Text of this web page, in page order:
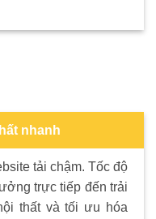
nhanh
tải chậm. Tốc độ
trực tiếp đến trải
thất và tối ưu hóa